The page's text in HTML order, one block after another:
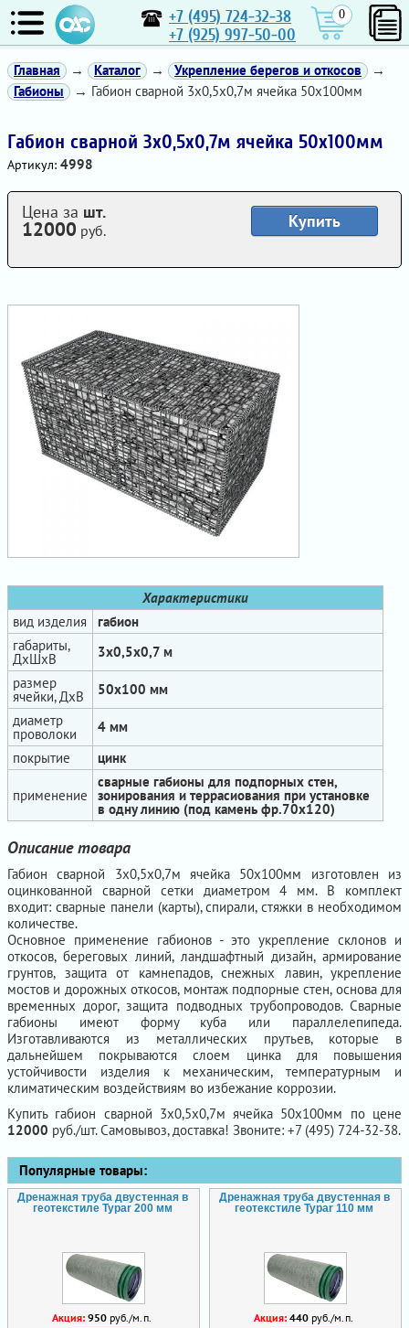
+7 (495) 724-32-38
+7 (925) 997-50-00
0
Главная → Каталог → Укрепление берегов и откосов
→
Габионы
→ Габион сварной 3х0,5х0,7м ячейка 50х100мм
Габион сварной 3х0,5х0,7м ячейка 50х100мм
Артикул: 4998
Характеристики
вид изделия
габион
габариты,
ДхШхВ
3х0,5х0,7 м
размер
ячейки, ДхВ
50х100 мм
диаметр
проволоки
4 мм
покрытие
цинк
применение
сварные габионы для подпорных стен,
зонирования и террасиования при установке
в одну линию (под камень фр.70х120)
Купить
Цена за шт.
12000 руб.
Описание товара
Габион сварной 3х0,5х0,7м ячейка 50х100мм изготовлен из
оцинкованной сварной сетки диаметром 4 мм. В комплект
входит: сварные панели (карты), спирали, стяжки в необходимом
количестве.
Основное применение габионов - это укрепление склонов и
откосов, береговых линий, ландшафтный дизайн, армирование
грунтов, защита от камнепадов, снежных лавин, укрепление
мостов и дорожных откосов, монтаж подпорные стен, основа для
временных дорог, защита подводных трубопроводов. Сварные
габионы имеют форму куба или параллелепипеда.
Изготавливаются из металлических прутьев, которые в
дальнейшем покрываются слоем цинка для повышения
устойчивости изделия к механическим, температурным и
климатическим воздействиям во избежание коррозии.
Купить габион сварной 3х0,5х0,7м ячейка 50х100мм по цене
12000 руб./шт. Самовывоз, доставка! Звоните: +7 (495) 724-32-38.
Популярные товары:
Дренажная труба двустенная в
геотекстиле Typar 200 мм
Акция: 950руб./м.п.
Дренажная труба двустенная в
геотекстиле Typar 110 мм
Акция: 440руб./м.п.